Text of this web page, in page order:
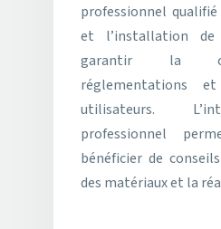
professionnel
et l’installation de
garantir la
réglementations
utilisateurs.
professionnel
bénéficier de
des matériaux et la